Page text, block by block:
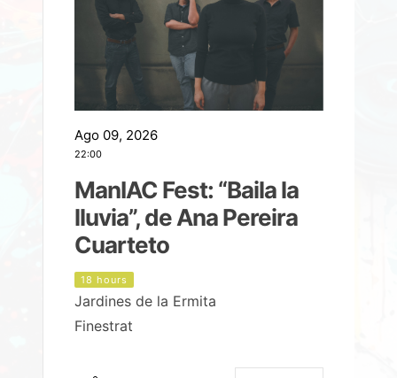
Ago 09, 2026
22:00
ManIAC Fest: “Baila la
lluvia”, de Ana Pereira
Cuarteto
18 hours
Jardines de la Ermita
Finestrat